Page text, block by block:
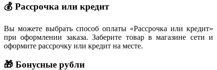
💰 Рассрочка или кредит
Вы можете выбрать способ оплаты «Рассрочка или кредит»
при оформлении заказа. Заберите товар в магазине сети и
оформите рассрочку или кредит на месте.
🎁 Бонусные рубли